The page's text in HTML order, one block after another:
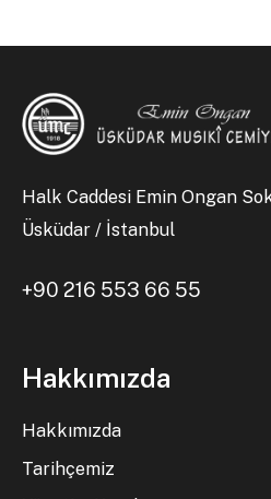
Halk Caddesi Emin Ongan
Üsküdar / İstanbul
+90 216 553 66 55
Hakkımızda
Hakkımızda
Tarihçemiz